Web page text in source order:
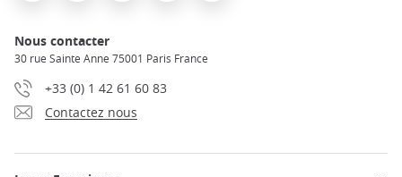
Nous contacter
30 rue Sainte Anne 75001 Paris France
+33 (0) 1 42 61 60 83
Contactez nous